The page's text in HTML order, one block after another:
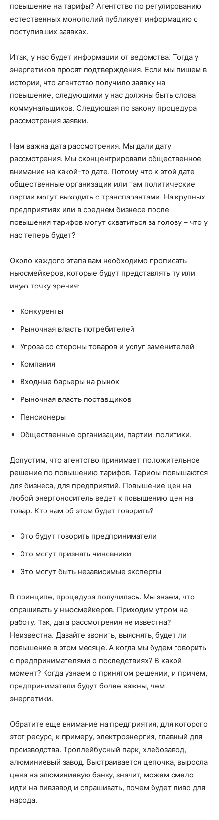
повышение на тарифы? Агентство по регулированию
естественных монополий публикует информацию о
поступивших заявках.
Итак, у нас будет информации от ведомства. Тогда у
энергетиков просят подтверждения. Если мы пишем в
истории, что агентство получило заявку на
повышение, следующими у нас должны быть слова
коммунальщиков. Следующая по закону процедура
рассмотрения заявки.
Нам важна дата рассмотрения. Мы дали дату
рассмотрения. Мы сконцентрировали общественное
внимание на какой-то дате. Потому что к этой дате
общественные организации или там политические
партии могут выходить с транспарантами. На крупных
предприятиях или в среднем бизнесе после
повышения тарифов могут схватиться за голову – что у
нас теперь будет?
Около каждого этапа вам необходимо прописать
ньюсмейкеров, которые будут представлять ту или
иную точку зрения:
Конкуренты
Рыночная власть потребителей
Угроза со стороны товаров и услуг заменителей
Компания
Входные барьеры на рынок
Рыночная власть поставщиков
Пенсионеры
Общественные организации, партии, политики.
Допустим, что агентство принимает положительное
решение по повышению тарифов. Тарифы повышаются
для бизнеса, для предприятий. Повышение цен на
любой энергоноситель ведет к повышению цен на
товар. Кто нам об этом будет говорить?
Это будут говорить предприниматели
Это могут признать чиновники
Это могут быть независимые эксперты
В принципе, процедура получилась. Мы знаем, что
спрашивать у ньюсмейкеров. Приходим утром на
работу. Так, дата рассмотрения не известна?
Неизвестна. Давайте звонить, выяснять, будет ли
повышение в этом месяце. А когда мы будем говорить
с предпринимателями о последствиях? В какой
момент? Когда узнаем о принятом решении, и причем,
предприниматели будут более важны, чем
энергетики.
Обратите еще внимание на предприятия, для которого
этот ресурс, к примеру, электроэнергия, главный для
производства. Троллейбусный парк, хлебозавод,
алюминиевый завод. Выстраивается цепочка, выросла
цена на алюминиевую банку, значит, можем смело
идти на пивзавод и спрашивать, почем будет пиво для
народа.